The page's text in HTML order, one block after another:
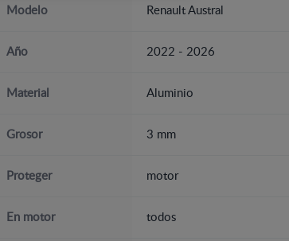
Modelo Renault Austral
Año 2022 - 2026
Material Aluminio
Grosor 3 mm
Proteger motor
En motor todos